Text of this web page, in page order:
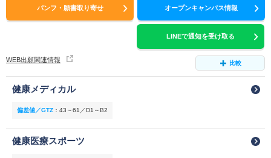
パンフ・願書取り寄せ オープンキャンパス情報
LINEで通知を受け取る
WEB出願関連情報 比較
健康メディカル
偏差値／GTZ ： 43～61／D1～B2
健康医療スポーツ